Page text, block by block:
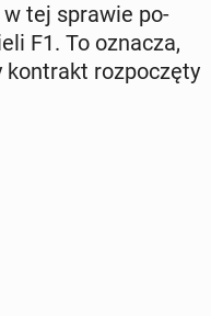
w tej sprawie po­
F1. To oznacza,
kon­trakt roz­po­czę­ty